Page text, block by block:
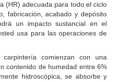
(HR) adecuada para todo el ciclo
fabricación, acabado y depósito
un impacto sustancial en el
usa para las operaciones de
comienzan con una
contenido de humedad entre 6%
hidroscópica, se absorbe y